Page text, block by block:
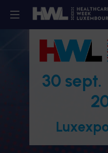
30 sept.